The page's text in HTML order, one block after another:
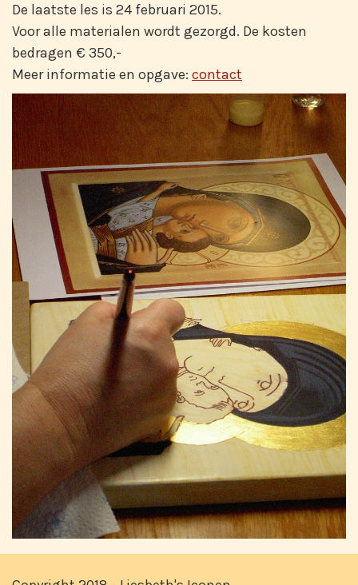
De laatste les is 24 februari 2015.
Voor alle materialen wordt gezorgd. De kosten
bedragen € 350,-
Meer informatie en opgave: contact